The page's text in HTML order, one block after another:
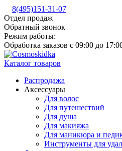
8(495)151-31-07
Отдел продаж
Обратный звонок
Режим работы:
Обработка заказов с 09:00 до
Каталог товаров
Распродажа
Аксессуары
Для волос
Для путешествий
Для душа
Для макияжа
Для маникюра и
Инструменты для